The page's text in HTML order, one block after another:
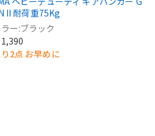
II 耐荷重75Kg
ー:ブラック
2点 お早めに